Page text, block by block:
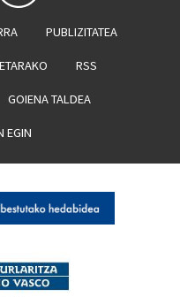
PUBLIZITATEA
RSS
GOIENA TALDEA
EGIN